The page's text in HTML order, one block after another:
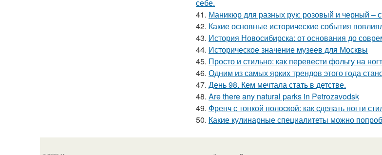
себе.
41. Маникюр для разных рук: розовый и черный –
42. Какие основные исторические события
43. История Новосибирска: от основания до
44. Историческое значение музеев для Москвы
45. Просто и стильно: как перевести фольгу на
46. Одним из самых ярких трендов этого года
47. День 98. Кем мечтала стать в детстве.
48. Are there any natural parks in Petrozavodsk
49. Френч с тонкой полоской: как сделать ногти
50. Какие кулинарные специалитеты можно